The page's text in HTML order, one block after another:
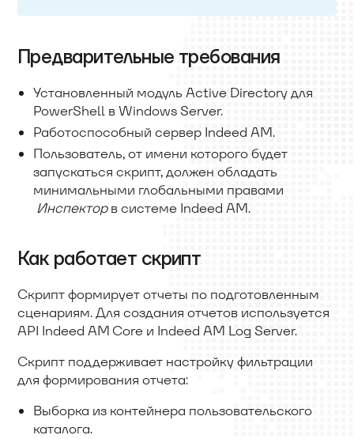
Предварительные требования
Установленный модуль Active Directory для
PowerShell в Windows Server.
Работоспособный сервер Indeed AM.
Пользователь, от имени которого будет
запускаться скрипт, должен обладать
минимальными глобальными правами
Инспекторв системе Indeed AM.
Как работает скрипт
Скрипт формирует отчеты по подготовленным
сценариям. Для создания отчетов используется
API Indeed AM Core и Indeed AM Log Server.
Скрипт поддерживает настройку фильтрации
для формирования отчета:
Выборка из контейнера пользовательского
каталога.